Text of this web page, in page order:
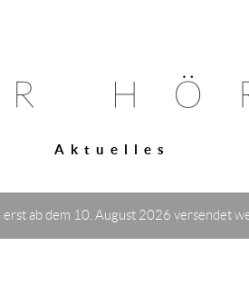
Aktuelles
ab dem 10. August 2026 versendet